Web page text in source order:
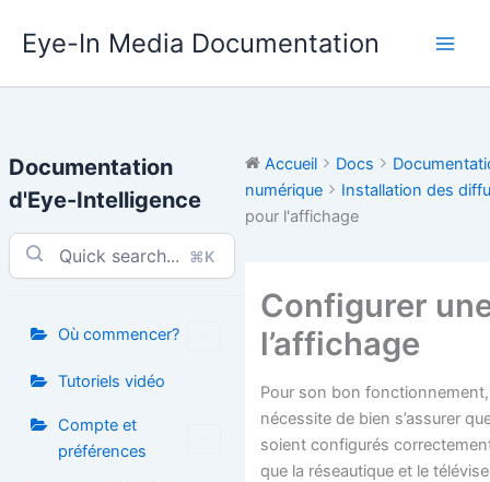
contenu
Eye-In Media Documentation
Documentation
d'Eye-Intelligence
⌘K
Où commencer?
Tutoriels vidéo
Compte et
préférences
Accueil Docs
numérique
Installation des
pour l'affichage
Configurer
l’affichage
Pour son bon fonctionnement,
nécessite de bien s’assurer
soient configurés
que la réseautique et le